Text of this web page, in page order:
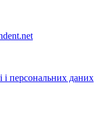
і персональних даних